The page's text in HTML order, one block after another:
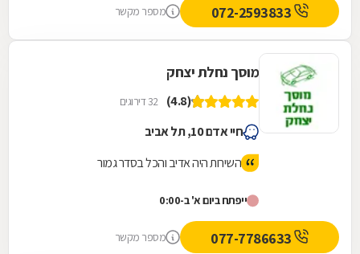
מספר מקשר
מוסך נחלת יצחק
(4.8) 32 דירוגים
חיי אדם 10, תל אביב
השירות היה אדיב והכל בסדר גמור
ייפתח ביום א' ב-0:00
מספר מקשר